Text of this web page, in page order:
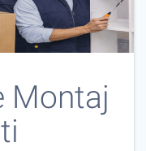
Montaj